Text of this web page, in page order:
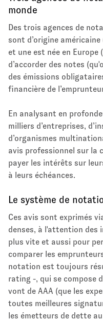
monde
Des trois agences de
sont d’origine américaine
et une est née en Europe
d’accorder des notes
des émissions
financière de
En analysant en
milliers d’entreprises,
d’organismes
avis professionnel sur la
payer les intérêts sur
à leurs échéances.
Le système de
Ces avis sont exprimés
denses, à l'attention des
plus vite et aussi pour
comparer les
notation est toujours
rating -, qui se compose
vont de AAA (que les
toutes meilleures
les émetteurs de dette